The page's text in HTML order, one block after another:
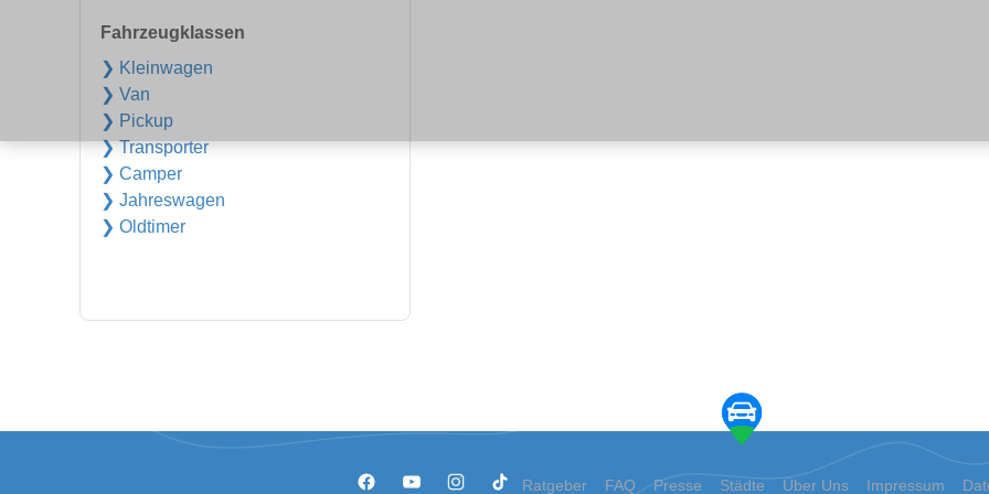
Fahrzeugklassen
❯ Kleinwagen
❯ Van
❯ Pickup
❯ Transporter
❯ Camper
❯ Jahreswagen
❯ Oldtimer
Ratgeber FAQ Presse Städte Über Uns Impressum